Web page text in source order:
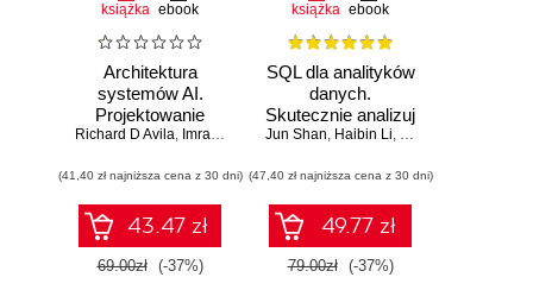
książka ebook
Architektura
systemów AI.
Projektowanie
skalowalnego i
oprogramowania
Richard D Avila, Imran Ahmad
(41,40 zł najniższa cena z 30 dni)
43.47 zł
69.00zł (-37%)
książka ebook
SQL dla analityków
danych.
Skutecznie analizuj
dane, wyciągaj
wnioski i opanuj
zaawansowany
SQL na potrzeby
praktycznych
zastosowań.
Jun Shan, Haibin Li, Matt Goldwasser
(47,40 zł najniższa cena z 30 dni)
49.77 zł
79.00zł (-37%)